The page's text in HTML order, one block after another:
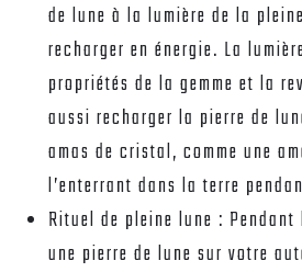
de lune à la lumière de la
recharger en énergie. La
propriétés de la gemme et la
aussi recharger la pierre de
amas de cristal, comme une
l’enterrant dans la terre
Rituel de pleine lune :
une pierre de lune sur votre